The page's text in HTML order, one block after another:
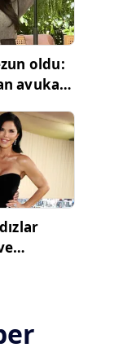
oldu:
avukat